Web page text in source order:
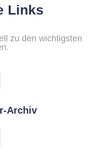
Links
zu den wichtigsten
Archiv